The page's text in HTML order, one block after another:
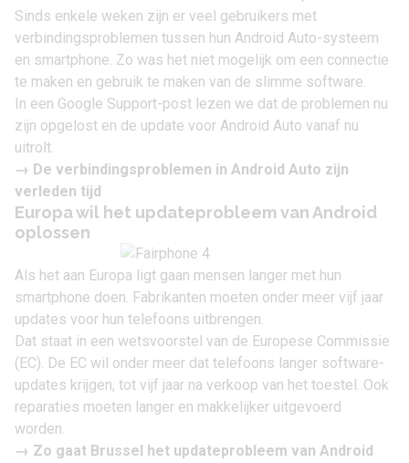
Sinds enkele weken zijn er veel gebruikers met
verbindingsproblemen tussen hun Android Auto-systeem
en smartphone. Zo was het niet mogelijk om een connectie
te maken en gebruik te maken van de slimme software.
In een Google Support-post lezen we dat de problemen nu
zijn opgelost en de update voor Android Auto vanaf nu
uitrolt.
→ De verbindingsproblemen in Android Auto zijn
verleden tijd
Europa wil het updateprobleem van Android
oplossen
Als het aan Europa ligt gaan mensen langer met hun
smartphone doen. Fabrikanten moeten onder meer vijf jaar
updates voor hun telefoons uitbrengen.
Dat staat in een wetsvoorstel van de Europese Commissie
(EC). De EC wil onder meer dat telefoons langer software-
updates krijgen, tot vijf jaar na verkoop van het toestel. Ook
reparaties moeten langer en makkelijker uitgevoerd
worden.
→ Zo gaat Brussel het updateprobleem van Android